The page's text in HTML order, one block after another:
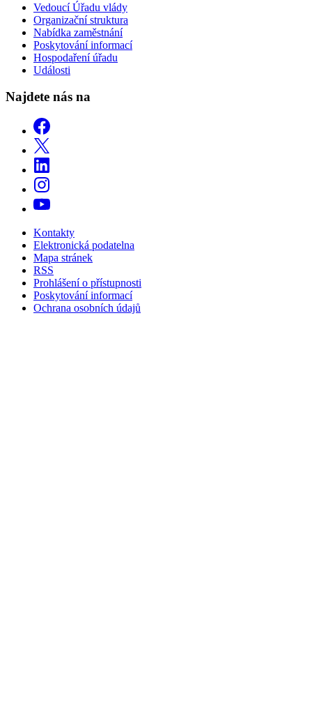
Vedoucí Úřadu vlády
Organizační struktura
Nabídka zaměstnání
Poskytování informací
Hospodaření úřadu
Události
Najdete nás na
Kontakty
Elektronická podatelna
Mapa stránek
RSS
Prohlášení o přístupnosti
Poskytování informací
Ochrana osobních údajů